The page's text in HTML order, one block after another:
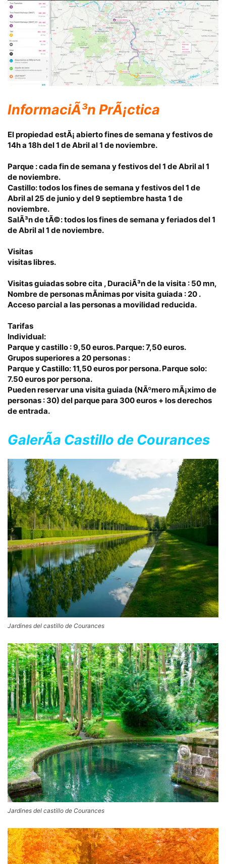
InformaciÃ³n PrÃ¡ctica
El propiedad estÃ¡ abierto fines de semana y festivos de
14h a 18h del 1 de Abril al 1 de noviembre.
Parque : cada fin de semana y festivos del 1 de Abril al 1
de noviembre.
Castillo: todos los fines de semana y festivos del 1 de
Abril al 25 de junio y del 9 septiembre hasta 1 de
noviembre.
SalÃ³n de tÃ©: todos los fines de semana y feriados del 1
de Abril al 1 de noviembre.
Visitas
visitas libres.
Visitas guiadas sobre cita , DuraciÃ³n de la visita : 50 mn,
Nombre de personas mÃ­nimas por visita guiada : 20 .
Acceso parcial a las personas a movilidad reducida.
Tarifas
Individual:
Parque y castillo : 9,50 euros. Parque: 7,50 euros.
Grupos superiores a 20 personas :
Parque y Castillo: 11,50 euros por persona. Parque solo:
7.50 euros por persona.
Pueden reservar una visita guiada (NÃºmero mÃ¡ximo de
personas : 30) del parque para 300 euros + los derechos
de entrada.
GalerÃ­a Castillo de Courances
Jardines del castillo de Courances
Jardines del castillo de Courances